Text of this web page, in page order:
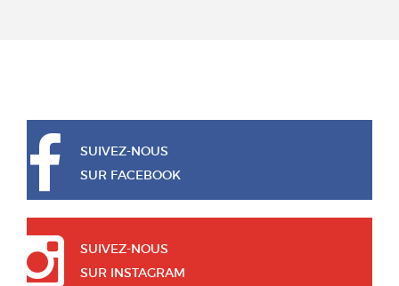
SUIVEZ-NOUS
SUR FACEBOOK
SUIVEZ-NOUS
SUR INSTAGRAM